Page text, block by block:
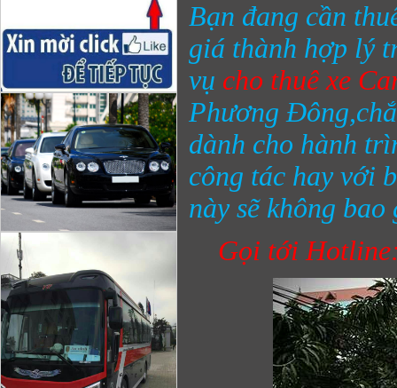
Bạn đang cần
giá thành hợp lý
vụ cho thuê xe
Phương
dành cho hành
công tác hay với
này sẽ không
Gọi tới